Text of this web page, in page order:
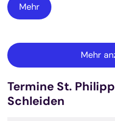
Mehr
Mehr
Termine St.
Schleiden